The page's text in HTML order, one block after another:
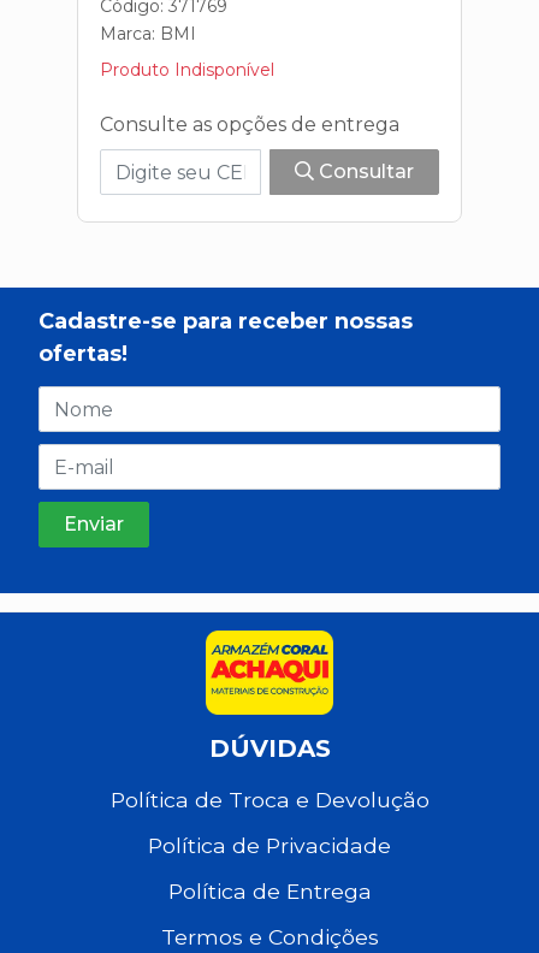
Código: 371769
Marca: BMI
Produto Indisponível
Consulte as opções de entrega
Consultar
Cadastre-se para receber nossas
ofertas!
DÚVIDAS
Política de Troca e Devolução
Política de Privacidade
Política de Entrega
Termos e Condições